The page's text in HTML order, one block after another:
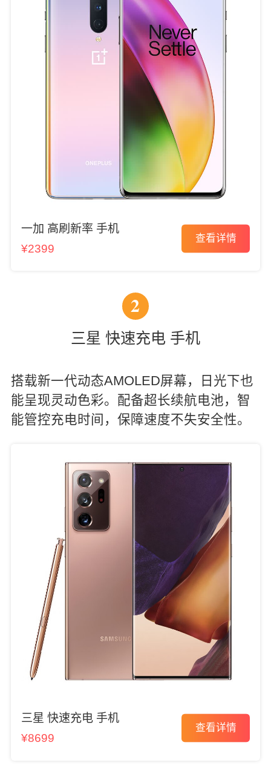
一加 高刷新率 手机
¥2399
查看详情
2
三星 快速充电 手机
搭载新一代动态AMOLED屏幕，日光下也
能呈现灵动色彩。配备超长续航电池，智
能管控充电时间，保障速度不失安全性。
三星 快速充电 手机
¥8699
查看详情